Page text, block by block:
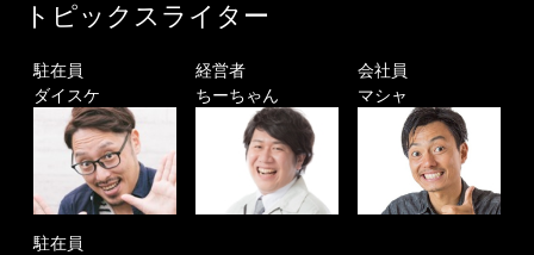
トピックスライター
駐在員
ダイスケ
経営者
ちーちゃん
会社員
マシャ
駐在員